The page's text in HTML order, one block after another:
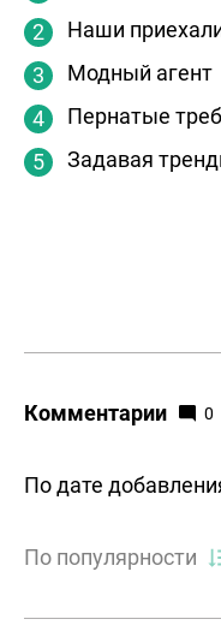
Наши
Модный агент
Пернатые
Задавая
Комментарии 0
По дате
По популярности